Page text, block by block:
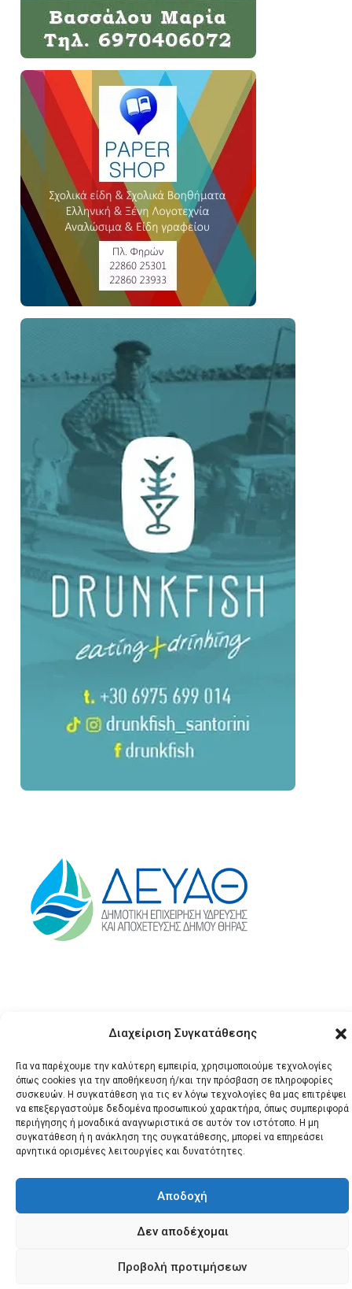
Διαχείριση Συγκατάθεσης
Για να παρέχουμε την καλύτερη εμπειρία, χρησιμοποιούμε τεχνολογίες
όπως cookies για την αποθήκευση ή/και την πρόσβαση σε πληροφορίες
συσκευών. Η συγκατάθεση για τις εν λόγω τεχνολογίες θα μας επιτρέψει
να επεξεργαστούμε δεδομένα προσωπικού χαρακτήρα, όπως συμπεριφορά
περιήγησης ή μοναδικά αναγνωριστικά σε αυτόν τον ιστότοπο. Η μη
συγκατάθεση ή η ανάκληση της συγκατάθεσης, μπορεί να επηρεάσει
αρνητικά ορισμένες λειτουργίες και δυνατότητες.
Αποδοχή
Δεν αποδέχομαι
Προβολή προτιμήσεων
© 2026 Santonews - Όλα
τα δικαιώματα
κατοχυρωμένα.